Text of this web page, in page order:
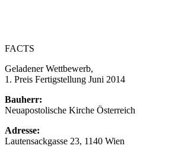
FACTS
Geladener Wettbewerb,
1. Preis Fertigstellung Juni 2014
Bauherr:
Neuapostolische Kirche Österreich
Adresse:
Lautensackgasse 23, 1140 Wien